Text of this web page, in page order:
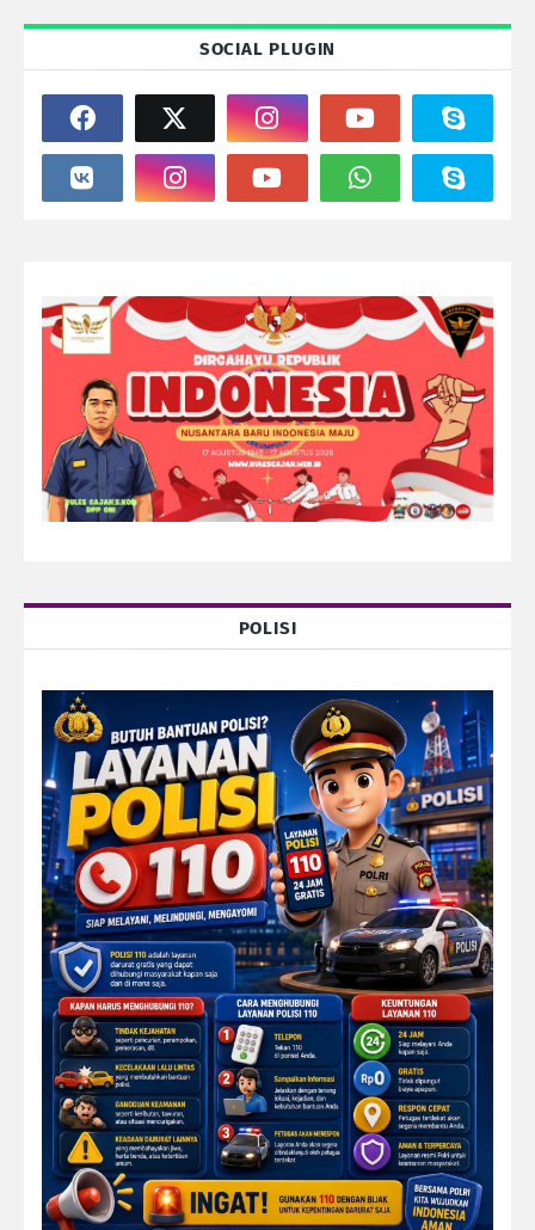
SOCIAL PLUGIN
POLISI